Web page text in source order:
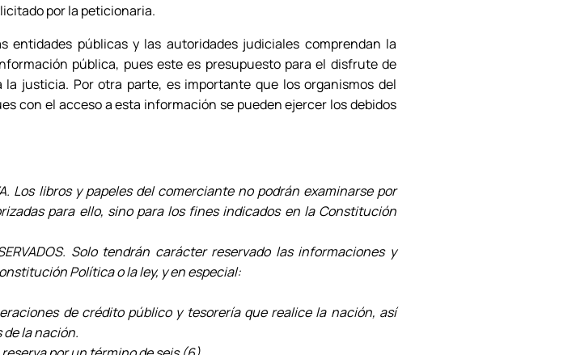
por la peticionaria.
entidades públicas y las autoridades judiciales comprendan la
pública, pues este es presupuesto para el disfrute de
justicia. Por otra parte, es importante que los organismos del
con el acceso a esta información se pueden ejercer los debidos
Los libros y papeles del comerciante no podrán examinarse por
para ello, sino para los fines indicados en la Constitución
Solo tendrán carácter reservado las informaciones y
Política o la ley, y en especial:
de crédito público y tesorería que realice la nación, así
la nación.